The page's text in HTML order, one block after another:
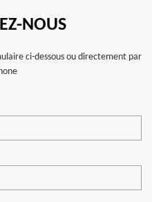
NOUS
ci-dessous ou directement par